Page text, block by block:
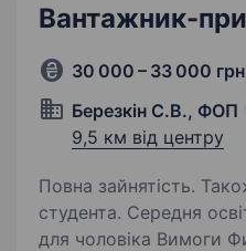
Вантажник-
30 000 – 33 000 грн
Березкін С.В., ФОП
9,5 км від центру
Повна зайнятість.
студента. Середня освіта. Пропонуємо
для чоловіка Вимоги Физичне здоров’я